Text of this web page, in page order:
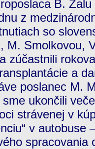
B. Zalu
z
so
M. Smolkovou,
zúčastnili
a
poslanec M.
ukončili
strávenej v
v autobuse
spracovania